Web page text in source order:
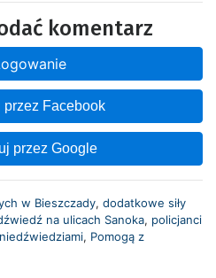
komentarz
przez Facebook
przez Google
w Bieszczady, dodatkowe siły
na ulicach Sanoka, policjanci
, Pomogą z